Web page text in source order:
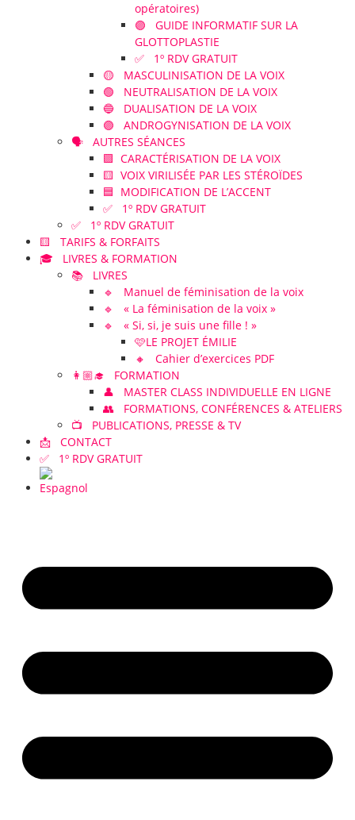
opératoires)
🟣 GUIDE INFORMATIF SUR LA
GLOTTOPLASTIE
✅ 1º RDV GRATUIT
🟡 MASCULINISATION DE LA VOIX
🟢 NEUTRALISATION DE LA VOIX
🔵 DUALISATION DE LA VOIX
🟣 ANDROGYNISATION DE LA VOIX
🗣️ AUTRES SÉANCES
🟪 CARACTÉRISATION DE LA VOIX
🟨 VOIX VIRILISÉE PAR LES STÉROÏDES
🟦 MODIFICATION DE L’ACCENT
✅ 1º RDV GRATUIT
✅ 1º RDV GRATUIT
🟨 TARIFS & FORFAITS
🎓 LIVRES & FORMATION
📚 LIVRES
🔹 Manuel de féminisation de la voix
🔹 « La féminisation de la voix »
🔹 « Si, si, je suis une fille ! »
🩷LE PROJET ÉMILIE
🔸 Cahier d’exercices PDF
👩🏼‍🎓 FORMATION
👤 MASTER CLASS INDIVIDUELLE EN LIGNE
👥 FORMATIONS, CONFÉRENCES & ATELIERS
📺 PUBLICATIONS, PRESSE & TV
📩 CONTACT
✅ 1º RDV GRATUIT